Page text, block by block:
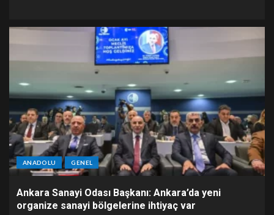
ANADOLU GENEL
Ankara Sanayi Odası Başkanı: Ankara’da yeni
organize sanayi bölgelerine ihtiyaç var